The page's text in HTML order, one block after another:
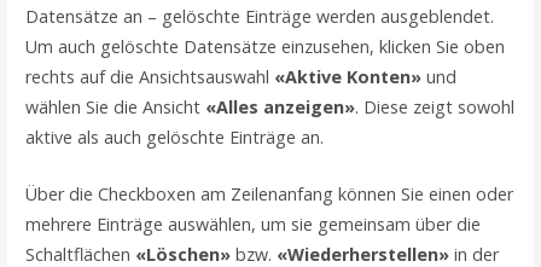
Datensätze an – gelöschte Einträge werden ausgeblendet.
Um auch gelöschte Datensätze einzusehen, klicken Sie oben
rechts auf die Ansichtsauswahl «Aktive Konten» und
wählen Sie die Ansicht «Alles anzeigen». Diese zeigt sowohl
aktive als auch gelöschte Einträge an.
Über die Checkboxen am Zeilenanfang können Sie einen oder
mehrere Einträge auswählen, um sie gemeinsam über die
Schaltflächen «Löschen»bzw. «Wiederherstellen» in der